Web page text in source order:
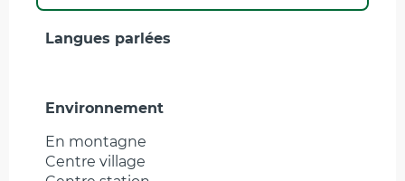
Langues parlées
Langues parlées
Environnement
Environnement
En montagne
Centre village